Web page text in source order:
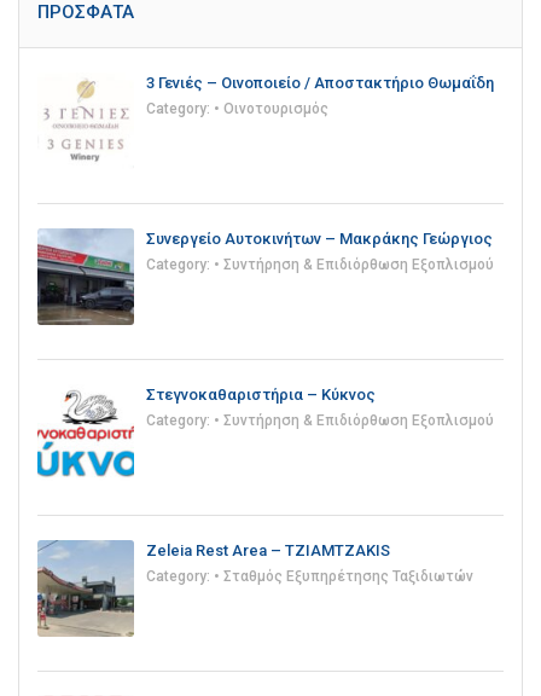
ΠΡΌΣΦΑΤΑ
3 Γενιές – Οινοποιείο / Αποστακτήριο Θωμαΐδη
Category: • Οινοτουρισμός
Συνεργείο Αυτοκινήτων – Μακράκης Γεώργιος
Category: • Συντήρηση & Επιδιόρθωση Εξοπλισμού
Στεγνοκαθαριστήρια – Κύκνος
Category: • Συντήρηση & Επιδιόρθωση Εξοπλισμού
Zeleia Rest Area – TZIAMTZAKIS
Category: • Σταθμός Εξυπηρέτησης Ταξιδιωτών